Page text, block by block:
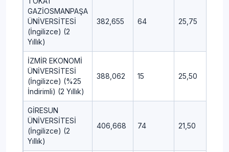
GAZİOSMANPAŞA
ÜNİVERSİTESİ
(İngilizce) (2
Yıllık)
382,655 64 25,75
İZMİR EKONOMİ
ÜNİVERSİTESİ
(İngilizce) (%25
İndirimli) (2 Yıllık)
388,062 15 25,50
GİRESUN
ÜNİVERSİTESİ
(İngilizce) (2
Yıllık)
406,668 74 21,50